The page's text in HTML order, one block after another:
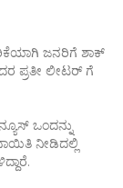
ಜನರಿಗೆ ಶಾಕ್
ಪ್ರತೀ ಲೀಟರ್ ಗೆ
ಒಂದನ್ನು
ನೀಡಿದಲ್ಲಿ